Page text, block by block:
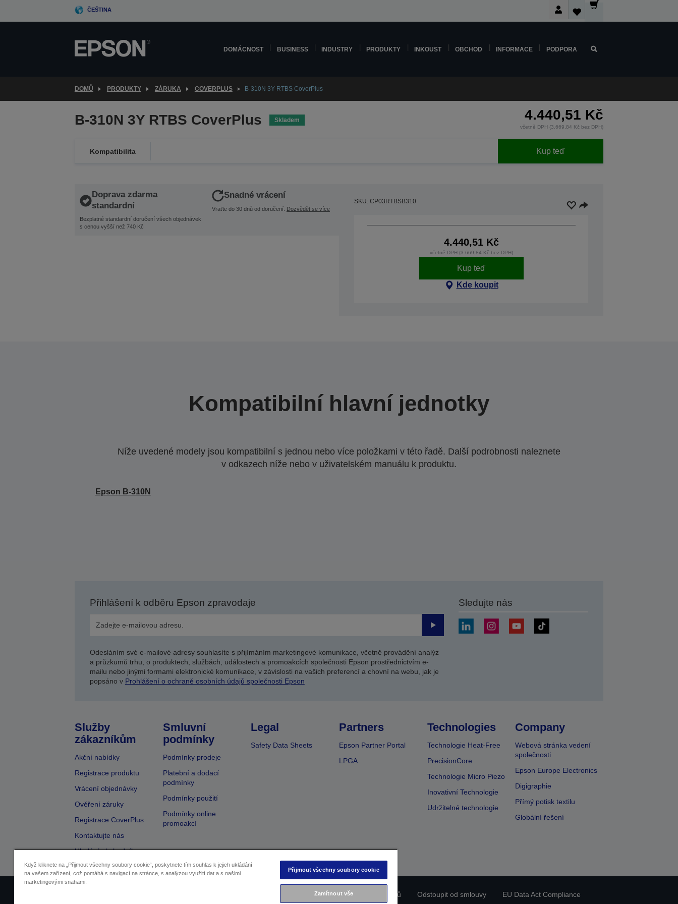
ČEŠTINA
DOMÁCNOST BUSINESS INDUSTRY PRODUKTY INKOUST OBCHOD INFORMACE PODPORA
DOMŮ PRODUKTY ZÁRUKA COVERPLUS B-310N 3Y RTBS CoverPlus
B-310N 3Y RTBS CoverPlus Skladem 4.440,51 Kč
včetně DPH (3.669,84 Kč bez DPH)
Kompatibilita Kup teď
Doprava zdarma
standardní
Bezplatné standardní doručení všech objednávek
s cenou vyšší než 740 Kč
Snadné vrácení
Vraťte do 30 dnů od doručení. Dozvědět se více
SKU: CP03RTBSB310
4.440,51 Kč
včetně DPH (3.669,84 Kč bez DPH)
Kup teď
Kde koupit
Kompatibilní hlavní jednotky
Níže uvedené modely jsou kompatibilní s jednou nebo více položkami v této řadě. Další podrobnosti naleznete
v odkazech níže nebo v uživatelském manuálu k produktu.
Epson B-310N
Přihlášení k odběru Epson zpravodaje
Odeslat
Odesláním své e-mailové adresy souhlasíte s přijímáním marketingové komunikace, včetně provádění analýz
a průzkumů trhu, o produktech, službách, událostech a promoakcích společnosti Epson prostřednictvím e-
mailu nebo jinými formami elektronické komunikace, v závislosti na vašich preferencí a chovní na webu, jak je
popsáno v Prohlášení o ochraně osobních údajů společnosti Epson
Sledujte nás
Služby
zákazníkům
Akční nabídky
Registrace produktu
Vrácení objednávky
Ověření záruky
Registrace CoverPlus
Kontaktujte nás
Hledání obchodníka
Smluvní
podmínky
Podmínky prodeje
Platební a dodací
podmínky
Podmínky použití
Podmínky online
promoakcí
Legal
Safety Data Sheets
Partners
Epson Partner Portal
LPGA
Technologies
Technologie Heat-Free
PrecisionCore
Technologie Micro Piezo
Inovativní Technologie
Udržitelné technologie
Company
Webová stránka vedení
společnosti
Epson Europe Electronics
Digigraphie
Přímý potisk textilu
Globální řešení
Prohlášení o ochraně osobních údajů Odstoupit od smlouvy EU Data Act Compliance
Když kliknete na „Přijmout všechny soubory cookie“, poskytnete tím souhlas k jejich ukládání
na vašem zařízení, což pomáhá s navigací na stránce, s analýzou využití dat a s našimi
marketingovými snahami.
Přijmout všechny soubory cookie
Zamítnout vše